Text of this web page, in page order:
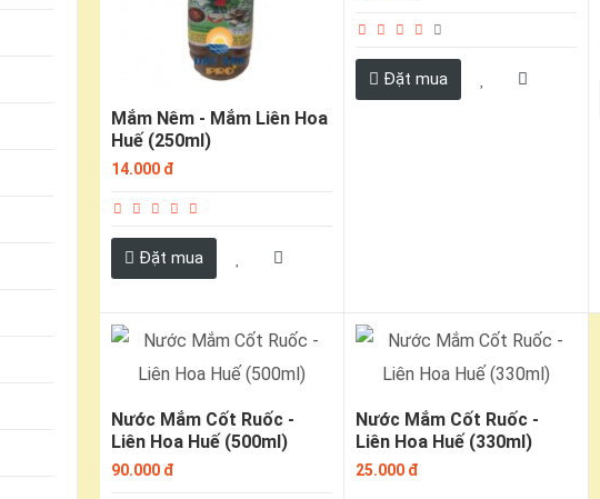
Mắm Nêm - Mắm Liên Hoa
Huế (250ml)
14.000 đ
Đặt mua
Đặt mua
Nước Mắm Cốt Ruốc -
Liên Hoa Huế (500ml)
90.000 đ
Nước Mắm Cốt Ruốc -
Liên Hoa Huế (330ml)
25.000 đ